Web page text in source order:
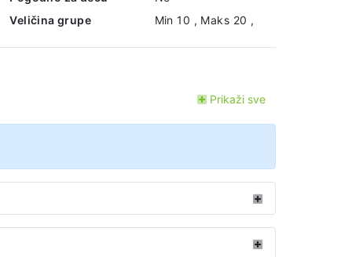
Veličina grupe
Min 10 , Maks 20 ,
Prikaži sve